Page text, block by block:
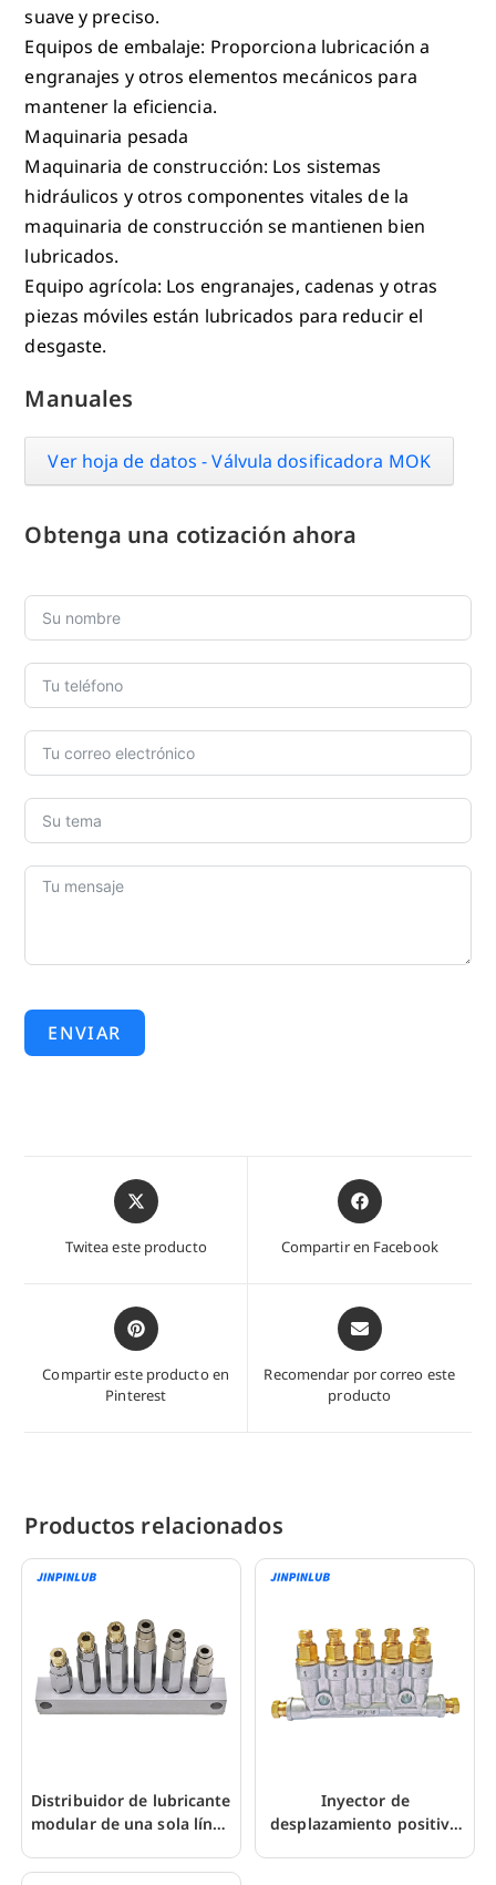
suave y preciso.
Equipos de embalaje: Proporciona lubricación a
engranajes y otros elementos mecánicos para
mantener la eficiencia.
Maquinaria pesada
Maquinaria de construcción: Los sistemas
hidráulicos y otros componentes vitales de la
maquinaria de construcción se mantienen bien
lubricados.
Equipo agrícola: Los engranajes, cadenas y otras
piezas móviles están lubricados para reducir el
desgaste.
Manuales
Ver hoja de datos - Válvula dosificadora MOK
Obtenga una cotización ahora
ENVIAR
Abre
en
nueva
Twitea este producto
Abre
en
nueva
Compartir en Facebook
Abre
en
nueva
Compartir este producto en
Pinterest
Abre
en
nueva
Recomendar por correo este
producto
Productos relacionados
Distribuidor de lubricante
modular de una sola línea
grasa
Inyector de
desplazamiento positivo